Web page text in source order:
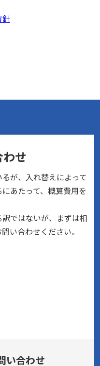
針
せ
が、入れ替えによって
あたって、概算費用を
訳ではないが、まずは相
い合わせください。
い合わせ